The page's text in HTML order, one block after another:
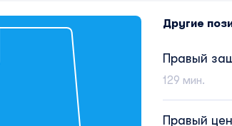
Другие
Правый
129 мин.
Правый